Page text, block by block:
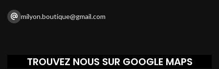
milyon.boutique@gmail.com
TROUVEZ NOUS SUR GOOGLE MAPS